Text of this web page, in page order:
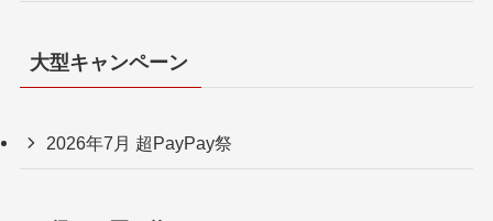
大型キャンペーン
2026年7月 超PayPay祭